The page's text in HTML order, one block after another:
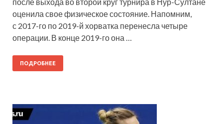
оценила свое физическое состояние. Напомним,
с 2017-го по 2019-й хорватка перенесла четыре
операции. В конце 2019-го она …
ПОДРОБНЕЕ